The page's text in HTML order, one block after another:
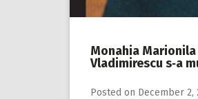
Monahia
Vladimirescu s‑a
Posted on December 2,